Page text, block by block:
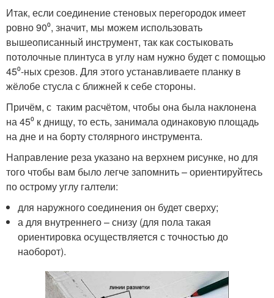
Итак, если соединение стеновых перегородок имеет
ровно 90⁰, значит, мы можем использовать
вышеописанный инструмент, так как состыковать
потолочные плинтуса в углу нам нужно будет с помощью
45⁰-ных срезов. Для этого устанавливаете планку в
жёлобе стусла с ближней к себе стороны.
Причём, с таким расчётом, чтобы она была наклонена
на 45⁰ к днищу, то есть, занимала одинаковую площадь
на дне и на борту столярного инструмента.
Направление реза указано на верхнем рисунке, но для
того чтобы вам было легче запомнить – ориентируйтесь
по острому углу галтели:
для наружного соединения он будет сверху;
а для внутреннего – снизу (для пола такая
ориентировка осуществляется с точностью до
наоборот).